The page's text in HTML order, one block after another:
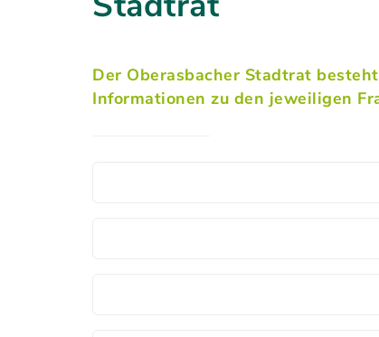
Der Oberasbacher Stadtrat
Informationen zu den jeweiligen